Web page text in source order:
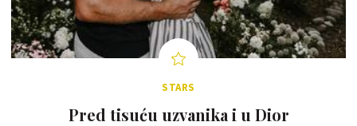
STARS
Pred tisuću uzvanika i u Dior